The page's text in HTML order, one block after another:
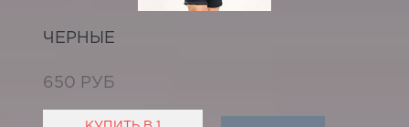
ЧЕРНЫЕ
650 РУБ